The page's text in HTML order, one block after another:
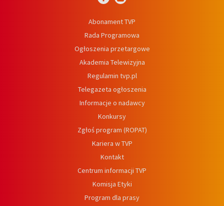
Abonament TVP
Rada Programowa
Ogłoszenia przetargowe
Akademia Telewizyjna
Regulamin tvp.pl
Telegazeta ogłoszenia
Informacje o nadawcy
Konkursy
Zgłoś program (ROPAT)
Kariera w TVP
Kontakt
Centrum informacji TVP
Komisja Etyki
Program dla prasy